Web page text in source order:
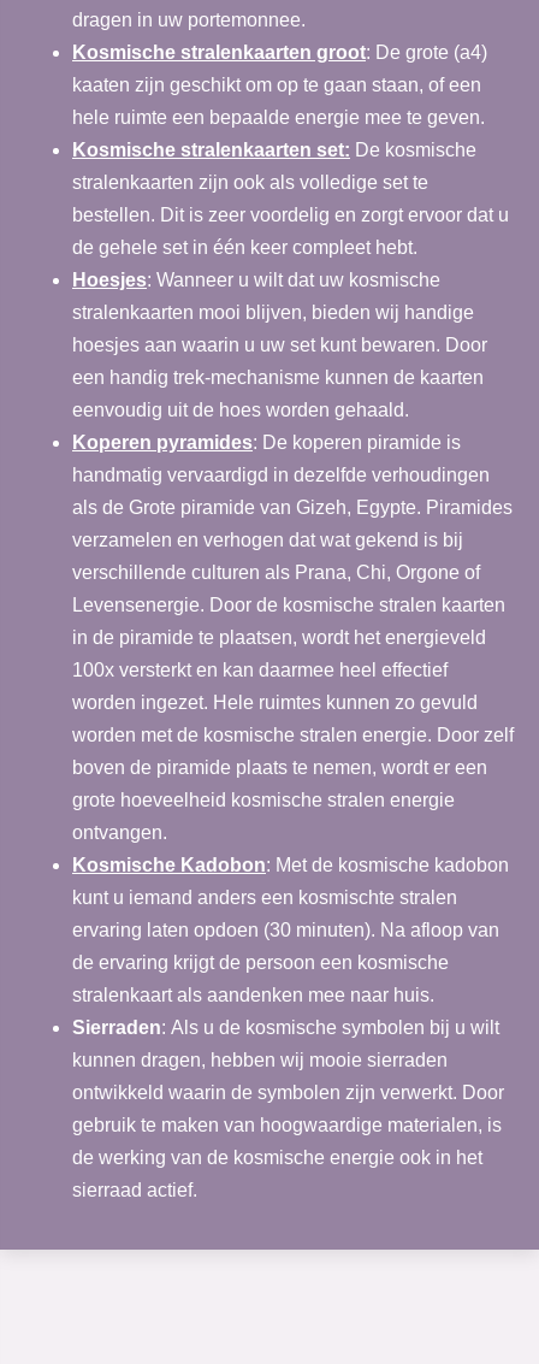
dragen in uw portemonnee.
Kosmische stralenkaarten groot: De grote (a4)
kaaten zijn geschikt om op te gaan staan, of een
hele ruimte een bepaalde energie mee te geven.
Kosmische stralenkaarten set: De kosmische
stralenkaarten zijn ook als volledige set te
bestellen. Dit is zeer voordelig en zorgt ervoor dat u
de gehele set in één keer compleet hebt.
Hoesjes: Wanneer u wilt dat uw kosmische
stralenkaarten mooi blijven, bieden wij handige
hoesjes aan waarin u uw set kunt bewaren. Door
een handig trek-mechanisme kunnen de kaarten
eenvoudig uit de hoes worden gehaald.
Koperen pyramides: De koperen piramide is
handmatig vervaardigd in dezelfde verhoudingen
als de Grote piramide van Gizeh, Egypte. Piramides
verzamelen en verhogen dat wat gekend is bij
verschillende culturen als Prana, Chi, Orgone of
Levensenergie. Door de kosmische stralen kaarten
in de piramide te plaatsen, wordt het energieveld
100x versterkt en kan daarmee heel effectief
worden ingezet. Hele ruimtes kunnen zo gevuld
worden met de kosmische stralen energie. Door zelf
boven de piramide plaats te nemen, wordt er een
grote hoeveelheid kosmische stralen energie
ontvangen.
Kosmische Kadobon: Met de kosmische kadobon
kunt u iemand anders een kosmischte stralen
ervaring laten opdoen (30 minuten). Na afloop van
de ervaring krijgt de persoon een kosmische
stralenkaart als aandenken mee naar huis.
Sierraden: Als u de kosmische symbolen bij u wilt
kunnen dragen, hebben wij mooie sierraden
ontwikkeld waarin de symbolen zijn verwerkt. Door
gebruik te maken van hoogwaardige materialen, is
de werking van de kosmische energie ook in het
sierraad actief.